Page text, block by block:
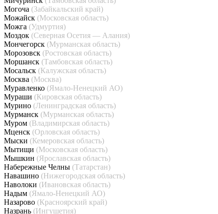
Могоча (Забайкальский край)
Можайск (Московская область)
Можга (Удмуртия)
Моздок (Северная Осетия — Алания)
Мончегорск (Мурманская область)
Морозовск (Ростовская область)
Моршанск (Тамбовская область)
Мосальск (Калужская область)
Москва (Москва)
Муравленко (Ямало-Ненецкий АО)
Мураши (Кировская область)
Мурино (Ленинградская область)
Мурманск (Мурманская область)
Муром (Владимирская область)
Мценск (Орловская область)
Мыски (Кемеровская область)
Мытищи (Московская область)
Мышкин (Ярославская область)
Набережные Челны (Татарстан)
Навашино (Нижегородская область)
Наволоки (Ивановская область)
Надым (Ямало-Ненецкий АО)
Назарово (Красноярский край)
Назрань (Ингушетия)